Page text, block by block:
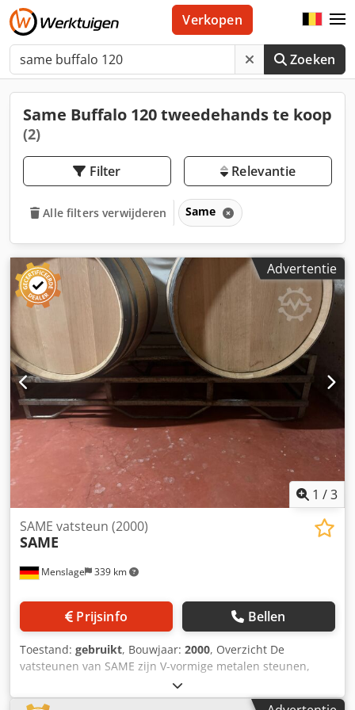
Zoeken
Verkopen
Same Buffalo 120 tweedehands te koop
(2)
Filter Relevantie
Alle filters verwijderen Same
Advertentie
1 /3
Menslage 339 km
SAME vatsteun (2000)
SAME
Prijsinfo Bellen
Toestand: gebruikt, Bouwjaar: 2000, Overzicht De
vatsteunen van SAME zijn V-vormige metalen steunen,
speciaal ontworpen voor wijnkelders, die een stabiele en
veilige positionering van eikenhouten vaten garanderen